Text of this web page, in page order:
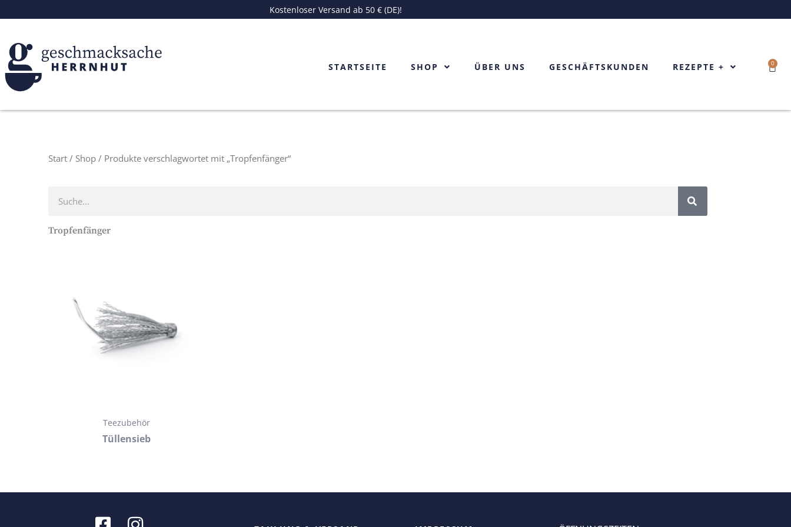
Inhalt
Kostenloser Versand ab 50 € (DE)!
STARTSEITE SHOP ÜBER UNS GESCHÄFTSKUNDEN REZEPTE + 0
Start / Shop / Produkte verschlagwortet mit „Tropfenfänger“
Tropfenfänger
Teezubehör
Tüllensieb